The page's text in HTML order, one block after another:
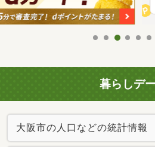
暮らしデ
大阪市の人口などの統計情報